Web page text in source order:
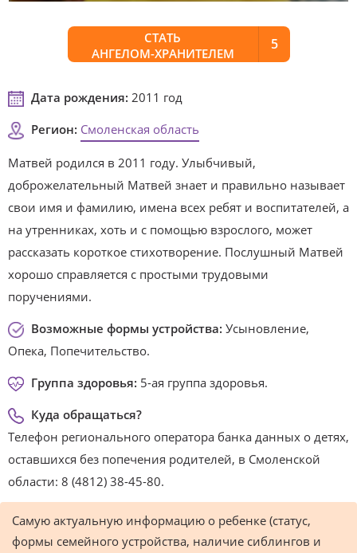
СТАТЬ
АНГЕЛОМ-ХРАНИТЕЛЕМ
5
Дата рождения: 2011 год
Регион: Смоленская область
Матвей родился в 2011 году. Улыбчивый,
доброжелательный Матвей знает и правильно называет
свои имя и фамилию, имена всех ребят и воспитателей, а
на утренниках, хоть и с помощью взрослого, может
рассказать короткое стихотворение. Послушный Матвей
хорошо справляется с простыми трудовыми
поручениями.
Возможные формы устройства: Усыновление,
Опека, Попечительство.
Группа здоровья: 5-ая группа здоровья.
Куда обращаться?
Телефон регионального оператора банка данных о детях,
оставшихся без попечения родителей, в Смоленской
области: 8 (4812) 38-45-80.
Самую актуальную информацию о ребенке (статус,
формы семейного устройства, наличие сиблингов и